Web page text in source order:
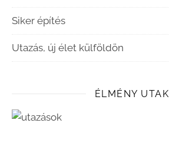
Siker építés
Utazás, új élet külföldön
ÉLMÉNY UTAK